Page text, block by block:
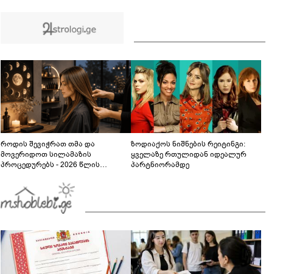
როდის შევიჭრათ თმა და
მოვერიდოთ სილამაზის
პროცედურებს - 2026 წლის
გზამკვლევი
ზოდიაქოს ნიშნების რეიტინგი:
ყველაზე რთულიდან იდეალურ
პარტნიორამდე